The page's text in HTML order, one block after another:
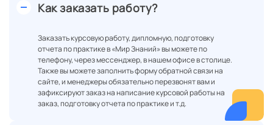
Как заказать работу?
Заказать курсовую работу, дипломную, подготовку
отчета по практике в «Мир Знаний» вы можете по
телефону, через мессенджер, в нашем офисе в столице.
Также вы можете заполнить форму обратной связи на
сайте, и менеджеры обязательно перезвонят вам и
зафиксируют заказ на написание курсовой работы на
заказ, подготовку отчета по практике и т.д.